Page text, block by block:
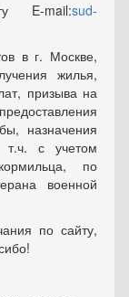
E-mail:sud-
в г. Москве,
жилья,
призыва на
назначения
т.ч. с учетом
по
военной
по сайту,